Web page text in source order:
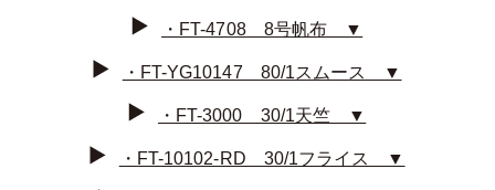
・FT-4708 8号帆布 ▼
・FT-YG10147 80/1スムース ▼
・FT-3000 30/1天竺 ▼
・FT-10102-RD 30/1フライス ▼